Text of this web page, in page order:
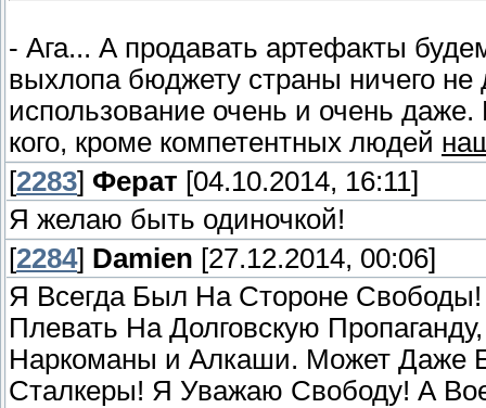
- Ага... А продавать артефакты
выхлопа бюджету страны ничего не
использование очень и очень
кого, кроме компетентных людей
[2283] Ферат [04.10.2014, 16:11]
Я желаю быть одиночкой!
[2284] Damien [27.12.2014, 00:06]
Я Всегда Был На Стороне
Плевать На Долговскую
Наркоманы и Алкаши. Может Даже
Сталкеры! Я Уважаю Свободу! А